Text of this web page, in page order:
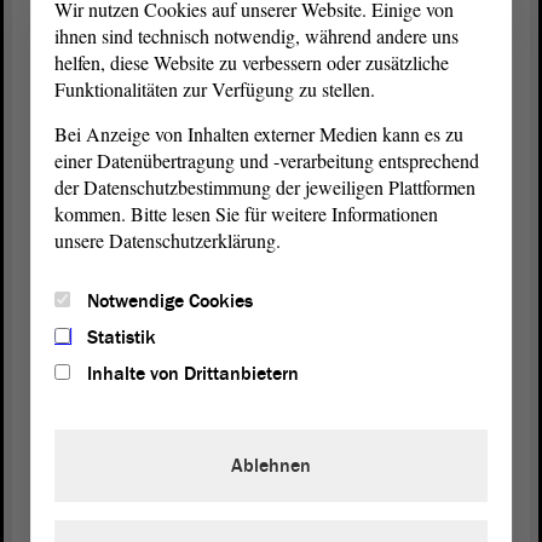
Leuten entgegenkommen. Deswegen ist es wichtig,
dass wir wieder die Kleinstunternehmen
ansprechen. Das tun wir mit der Anhebung der
Schwellenwerte. Deswegen, meine Damen und
Herren, lassen Sie doch die Aufträge vor Ort.
Ermöglichen Sie es auch den Kleinunternehmen,
sich mit einem überschaubaren bürokratischen
Aufwand um einen Auftrag zu bewerben.
Dann ein immer wieder spannendes Thema, wie ich
finde: Viele Aufträge im kommunalen Bereich, im
ein Feuerwehrhaus, ein Gerätehaus oder einen
Wir nutzen Cookies auf unserer Website. Einige von
ihnen sind technisch notwendig, während andere uns
helfen, diese Website zu verbessern oder zusätzliche
Funktionalitäten zur Verfügung zu stellen.
Bei Anzeige von Inhalten externer Medien kann es zu
einer Datenübertragung und -verarbeitung entsprechend
der Datenschutzbestimmung der jeweiligen Plattformen
kommen. Bitte lesen Sie für weitere Informationen
unsere Datenschutzerklärung.
Notwendige Cookies
Statistik
Inhalte von Drittanbietern
Ablehnen